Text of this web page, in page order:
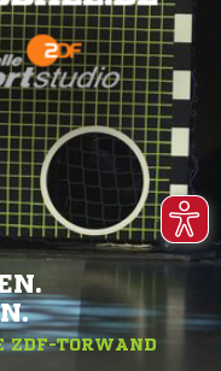
ZDF-TORWAND